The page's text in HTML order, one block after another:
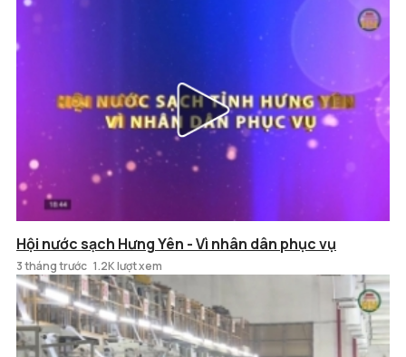
Hội nước sạch Hưng Yên - Vì nhân dân phục vụ
3 tháng trước 1.2K lượt xem